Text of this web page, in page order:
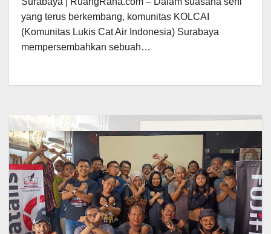
yang terus berkembang, komunitas KOLCAI
(Komunitas Lukis Cat Air Indonesia) Surabaya
mempersembahkan sebuah…